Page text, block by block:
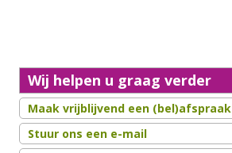
Wij helpen u graag verder
Maak vrijblijvend een (bel)afspraak
Stuur ons een e-mail